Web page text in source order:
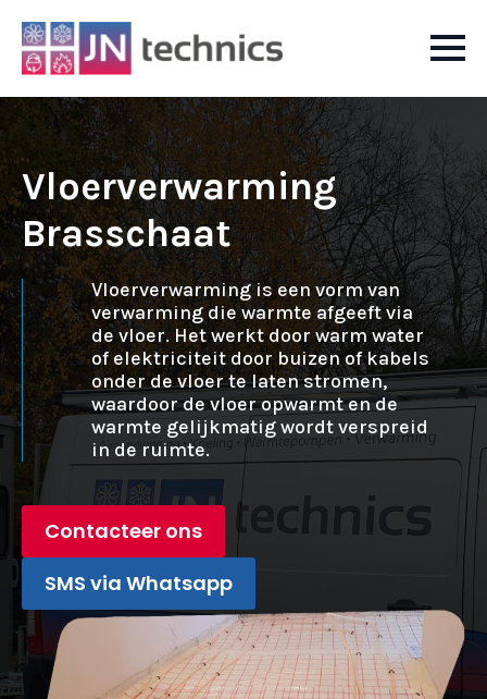
Vloerverwarming
Brasschaat
Vloerverwarming is een vorm van
verwarming die warmte afgeeft via
de vloer. Het werkt door warm water
of elektriciteit door buizen of kabels
onder de vloer te laten stromen,
waardoor de vloer opwarmt en de
warmte gelijkmatig wordt verspreid
in de ruimte.
Contacteer ons
SMS via Whatsapp